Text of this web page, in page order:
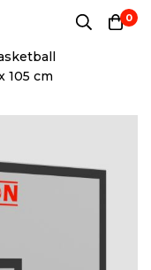
0
105 cm